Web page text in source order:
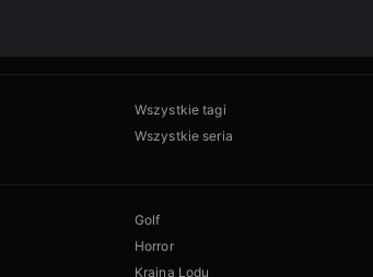
Wszystkie tagi
Wszystkie seria
Golf
Horror
Kraina Lodu